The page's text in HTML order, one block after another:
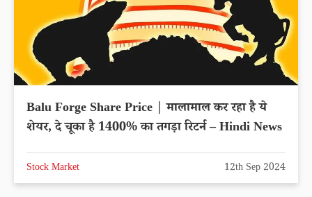
Balu Forge Share Price | मालामाल कर रहा है ये
शेयर, दे चूका है 1400% का तगड़ा रिटर्न – Hindi News
Stock Market 12th Sep 2024